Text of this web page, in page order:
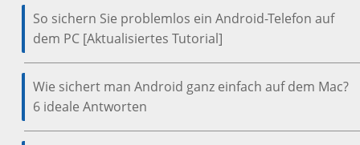
So sichern Sie problemlos ein Android-Telefon auf
dem PC [Aktualisiertes Tutorial]
Wie sichert man Android ganz einfach auf dem Mac?
6 ideale Antworten